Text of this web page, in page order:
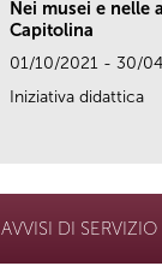
Nei musei e nelle
Capitolina
01/10/2021 - 30/
Iniziativa didattica
AVVISI DI SERVIZIO